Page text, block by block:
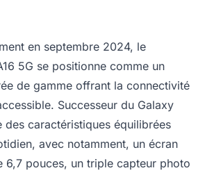
en septembre 2024, le
5G se positionne comme un
de gamme offrant la connectivité
Successeur du Galaxy
des caractéristiques équilibrées
avec notamment, un écran
6,7 pouces, un triple capteur photo